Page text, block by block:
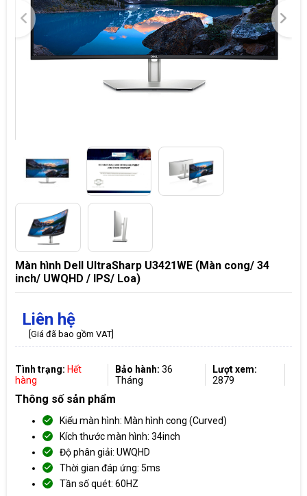
Màn hình Dell UltraSharp U3421WE (Màn cong/ 34
inch/ UWQHD / IPS/ Loa)
Liên hệ
[Giá đã bao gồm VAT]
Tình trạng: Hết
hàng
Bảo hành: 36
Tháng
Lượt xem:
2879
Thông số sản phẩm
Kiểu màn hình: Màn hình cong (Curved)
Kích thước màn hình: 34inch
Độ phân giải: UWQHD
Thời gian đáp ứng: 5ms
Tần số quét: 60HZ